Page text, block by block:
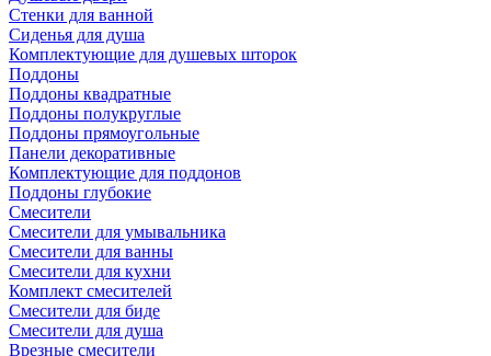
Стенки для ванной
Сиденья для душа
Комплектующие для душевых шторок
Поддоны
Поддоны квадратные
Поддоны полукруглые
Поддоны прямоугольные
Панели декоративные
Комплектующие для поддонов
Поддоны глубокие
Смесители
Смесители для умывальника
Смесители для ванны
Смесители для кухни
Комплект смесителей
Смесители для биде
Смесители для душа
Врезные смесители